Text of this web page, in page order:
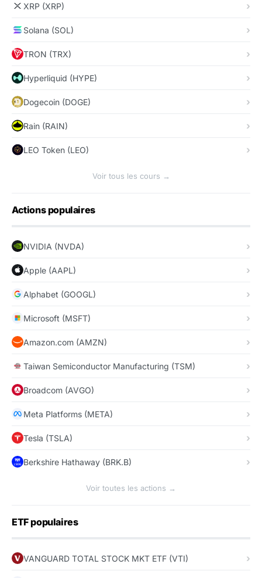
XRP (XRP)
Solana (SOL)
TRON (TRX)
Hyperliquid (HYPE)
Dogecoin (DOGE)
Rain (RAIN)
LEO Token (LEO)
Voir tous les cours →
Actions populaires
NVIDIA (NVDA)
Apple (AAPL)
Alphabet (GOOGL)
Microsoft (MSFT)
Amazon.com (AMZN)
Taiwan Semiconductor Manufacturing (TSM)
Broadcom (AVGO)
Meta Platforms (META)
Tesla (TSLA)
Berkshire Hathaway (BRK.B)
Voir toutes les actions →
ETF populaires
VANGUARD TOTAL STOCK MKT ETF (VTI)